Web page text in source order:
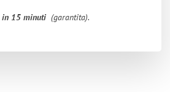
in 15 minuti (garantita).